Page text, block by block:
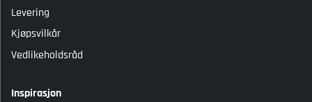
Levering
Kjøpsvilkår
Vedlikeholdsråd
Inspirasjon